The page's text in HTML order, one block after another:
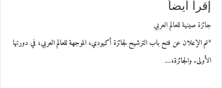
إقرأ أيضاً
جائزة صينية للعالم العربي
*تم الإعلان عن فتح باب الترشيح لجائزة أكيودي، الموجهة للعالم العربي، في دورتها
الأولى. والجائزة،…